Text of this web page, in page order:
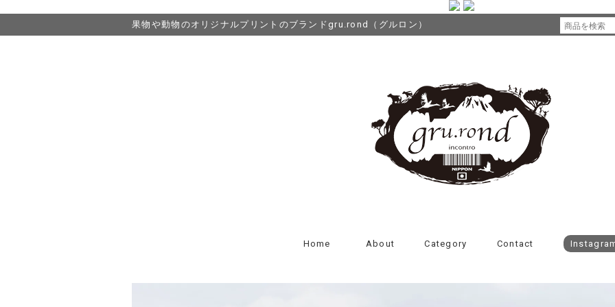
果物や動物のオリジナルプリントのブランドgru.rond（グルロン）
Home About Category Contact